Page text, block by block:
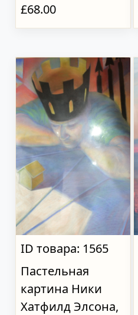
£68.00
ID товара: 1565
Пастельная
картина Ники
Хатфилд Элсона,